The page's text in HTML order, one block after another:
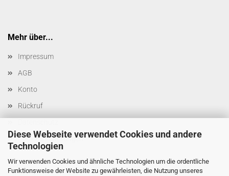
Diese Webseite verwendet Cookies und andere
Technologien
Wir verwenden Cookies und ähnliche Technologien um die ordentliche
Funktionsweise der Website zu gewährleisten, die Nutzung unseres
Mehr über...
Impressum
AGB
Konto
Rückruf
Cookie Einstellungen